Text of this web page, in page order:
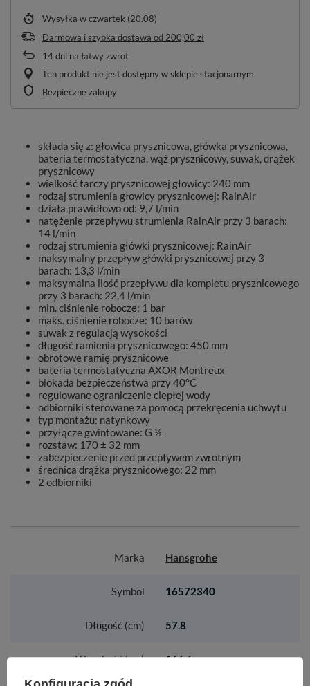
Wysyłka w czwartek (20.08)
Darmowa i szybka dostawa od 200,00 zł
14dni na łatwy zwrot
Ten produkt nie jest dostępny w sklepie stacjonarnym
Bezpieczne zakupy
składa się z: głowica prysznicowa, główka prysznicowa,
bateria termostatyczna, wąż prysznicowy, suwak, drążek
prysznicowy
wielkość tarczy prysznicowej głowicy: 240 mm
rodzaj strumienia głowicy prysznicowej: RainAir
działa prawidłowo od: 9,7 l/min
natężenie przepływu strumienia RainAir przy 3 barach:
14 l/min
rodzaj strumienia główki prysznicowej: RainAir
maksymalny przepływ główki prysznicowej przy 3
barach: 13,3 l/min
maksymalna ilość przepływu dla kompletu prysznicowego
przy 3 barach: 22,4 l/min
min. ciśnienie robocze: 1 bar
maks. ciśnienie robocze: 10 barów
suwak z regulacją wysokości
długość ramienia prysznicowego: 450 mm
obrotowe ramię prysznicowe
bateria termostatyczna AXOR Montreux
blokada bezpieczeństwa przy 40°C
regulowane ograniczenie ciepłej wody
odbiorniki sterowane za pomocą przekręcenia uchwytu
typ montażu: natynkowy
przyłącze gwintowane: G ½
rozstaw: 170 ± 32 mm
zabezpieczenie przed przepływem zwrotnym
średnica drążka prysznicowego: 22 mm
2 odbiorniki
Marka Hansgrohe
Symbol 16572340
Długość (cm) 57.8
Wysokość (cm) 166.6